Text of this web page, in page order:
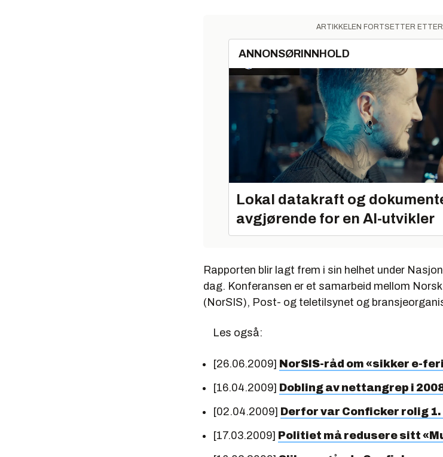
ARTIKKELEN FORTSETTER
ANNONSØRINNHOLD
Lokal datakraft og
avgjørende for en AI-utvikler
Rapporten blir lagt frem i sin helhet under
dag. Konferansen er et samarbeid mellom
(NorSIS), Post- og teletilsynet og
Les også:
[26.06.2009] NorSIS-råd om «sikker e-
[16.04.2009] Dobling av nettangrep i
[02.04.2009] Derfor var Conficker rolig 1.
[17.03.2009] Politiet må redusere sitt